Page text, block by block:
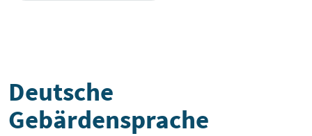
Deutsche Gebärdensprache
Deutsche
Gebärdensprache